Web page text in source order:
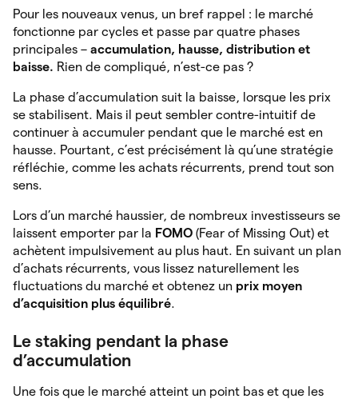
Pour les nouveaux venus, un bref rappel : le marché
fonctionne par cycles et passe par quatre phases
principales – accumulation, hausse, distribution et
baisse. Rien de compliqué, n’est-ce pas ?
La phase d’accumulation suit la baisse, lorsque les prix
se stabilisent. Mais il peut sembler contre-intuitif de
continuer à accumuler pendant que le marché est en
hausse. Pourtant, c’est précisément là qu’une stratégie
réfléchie, comme les achats récurrents, prend tout son
sens.
Lors d’un marché haussier, de nombreux investisseurs se
laissent emporter par la FOMO (Fear of Missing Out) et
achètent impulsivement au plus haut. En suivant un plan
d’achats récurrents, vous lissez naturellement les
fluctuations du marché et obtenez un prix moyen
d’acquisition plus équilibré.
Le staking pendant la phase
d’accumulation
Une fois que le marché atteint un point bas et que les